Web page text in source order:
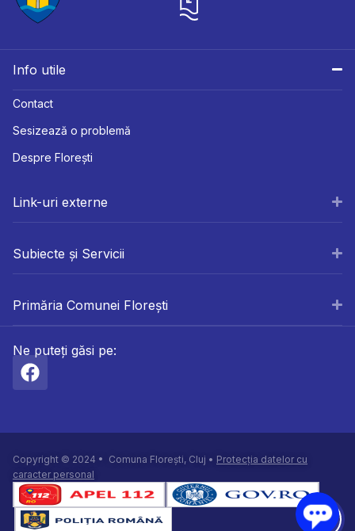
Info utile
Contact
Sesizează o problemă
Despre Florești
Link-uri externe
Subiecte și Servicii
Primăria Comunei Florești
Ne puteți găsi pe:
Copyright © 2024 • Comuna Florești, Cluj • Protecția datelor cu
caracter personal